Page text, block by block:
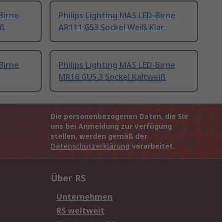
Philips Lighting MAS LED-Birne
AR111 G53 Sockel Weiß Klar
Philips Lighting MAS LED-Birne
MR16 GU5.3 Sockel Kaltweiß
Die personenbezogenen Daten, die Sie
uns bei Anmeldung zur Verfügung
stellen, werden gemäß der
Datenschutzerklärung verarbeitet.
Über RS
Unternehmen
RS weltweit